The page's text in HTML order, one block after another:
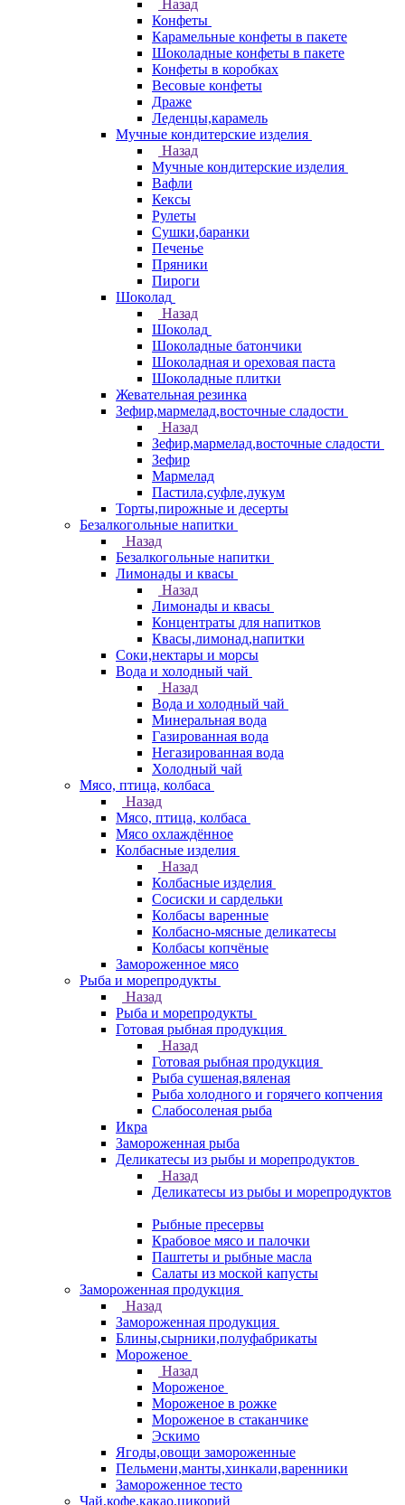
Назад
Конфеты
Карамельные конфеты в пакете
Шоколадные конфеты в пакете
Конфеты в коробках
Весовые конфеты
Драже
Леденцы,карамель
Мучные кондитерские изделия
Назад
Мучные кондитерские изделия
Вафли
Кексы
Рулеты
Сушки,баранки
Печенье
Пряники
Пироги
Шоколад
Назад
Шоколад
Шоколадные батончики
Шоколадная и ореховая паста
Шоколадные плитки
Жевательная резинка
Зефир,мармелад,восточные сладости
Назад
Зефир,мармелад,восточные сладости
Зефир
Мармелад
Пастила,суфле,лукум
Торты,пирожные и десерты
Безалкогольные напитки
Назад
Безалкогольные напитки
Лимонады и квасы
Назад
Лимонады и квасы
Концентраты для напитков
Квасы,лимонад,напитки
Соки,нектары и морсы
Вода и холодный чай
Назад
Вода и холодный чай
Минеральная вода
Газированная вода
Негазированная вода
Холодный чай
Мясо, птица, колбаса
Назад
Мясо, птица, колбаса
Мясо охлаждённое
Колбасные изделия
Назад
Колбасные изделия
Сосиски и сардельки
Колбасы варенные
Колбасно-мясные деликатесы
Колбасы копчёные
Замороженное мясо
Рыба и морепродукты
Назад
Рыба и морепродукты
Готовая рыбная продукция
Назад
Готовая рыбная продукция
Рыба сушеная,вяленая
Рыба холодного и горячего копчения
Слабосоленая рыба
Икра
Замороженная рыба
Деликатесы из рыбы и морепродуктов
Назад
Деликатесы из рыбы и морепродуктов
Рыбные пресервы
Крабовое мясо и палочки
Паштеты и рыбные масла
Салаты из моской капусты
Замороженная продукция
Назад
Замороженная продукция
Блины,сырники,полуфабрикаты
Мороженое
Назад
Мороженое
Мороженое в рожке
Мороженое в стаканчике
Эскимо
Ягоды,овощи замороженные
Пельмени,манты,хинкали,варенники
Замороженное тесто
Чай,кофе,какао,цикорий